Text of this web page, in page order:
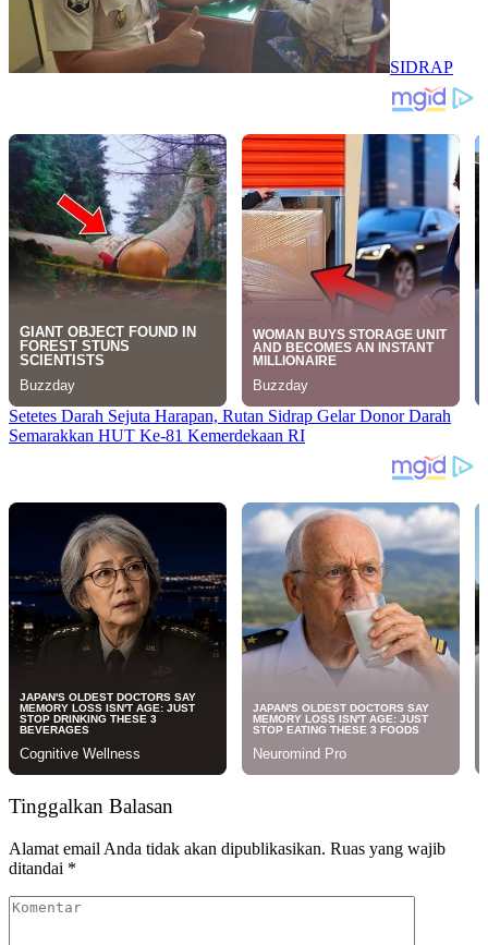
SIDRAP
Setetes Darah Sejuta Harapan, Rutan Sidrap Gelar Donor Darah
Semarakkan HUT Ke-81 Kemerdekaan RI
Tinggalkan Balasan
Alamat email Anda tidak akan dipublikasikan. Ruas yang wajib
ditandai *